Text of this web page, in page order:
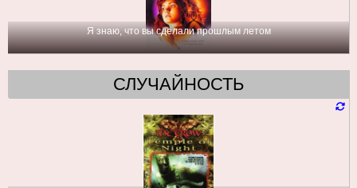
Я знаю, что вы сделали прошлым летом
СЛУЧАЙНОСТЬ